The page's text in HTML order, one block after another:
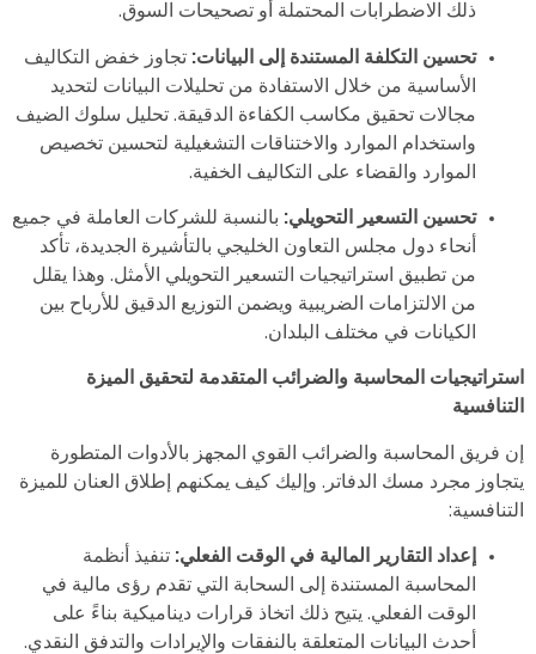
ذلك الاضطرابات المحتملة أو تصحيحات السوق.
تحسين التكلفة المستندة إلى البيانات: تجاوز خفض التكاليف
الأساسية من خلال الاستفادة من تحليلات البيانات لتحديد
مجالات تحقيق مكاسب الكفاءة الدقيقة. تحليل سلوك الضيف
واستخدام الموارد والاختناقات التشغيلية لتحسين تخصيص
الموارد والقضاء على التكاليف الخفية.
تحسين التسعير التحويلي: بالنسبة للشركات العاملة في جميع
أنحاء دول مجلس التعاون الخليجي بالتأشيرة الجديدة، تأكد
من تطبيق استراتيجيات التسعير التحويلي الأمثل. وهذا يقلل
من الالتزامات الضريبية ويضمن التوزيع الدقيق للأرباح بين
الكيانات في مختلف البلدان.
استراتيجيات المحاسبة والضرائب المتقدمة لتحقيق الميزة
التنافسية
إن فريق المحاسبة والضرائب القوي المجهز بالأدوات المتطورة
يتجاوز مجرد مسك الدفاتر. وإليك كيف يمكنهم إطلاق العنان للميزة
التنافسية:
إعداد التقارير المالية في الوقت الفعلي: تنفيذ أنظمة
المحاسبة المستندة إلى السحابة التي تقدم رؤى مالية في
الوقت الفعلي. يتيح ذلك اتخاذ قرارات ديناميكية بناءً على
أحدث البيانات المتعلقة بالنفقات والإيرادات والتدفق النقدي.